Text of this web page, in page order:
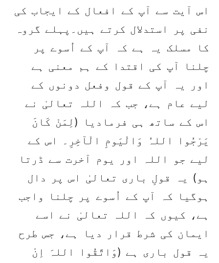
اس آیت سے آپ کے افعال کے ایجاب کی
نفی پر استدلال کرتے ہیں۔پہلے گروہ
کا مسلک یہ ہے کہ آپ کے اُسوے پر
چلنا آپ کی اقتدا کے ہم معنی ہے
اور یہ آپ کے قول وفعل دونوں کے
لیے عام ہے، جب کہ اللہ تعالیٰ نے
اس کے ساتھ ہی فرمادیا (لِمَنْ کَانَ
یَرْجُوا اللہُ وَالْیَومِ الْآخِرِ۔ اس کے
لیے جو اللہ اور یوم آخرت سے ڈرتا
ہو) یہ قولِ باری تعالیٰ اس پر دال
ہوگیا کہ آپ کے اُسوے پر چلنا واجب
ہے، کیوں کہ اللہ تعالیٰ نے اسے
ایمان کی شرط قرار دیا ہے، جس طرح
یہ قول باری ہے (وَاتَّقُوا اللہَ اِنْ